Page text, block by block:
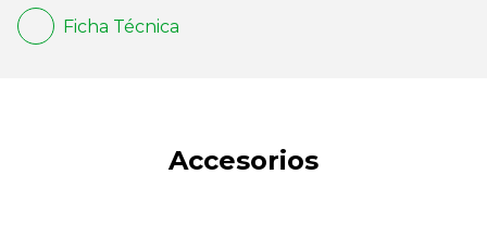
Ficha Técnica
Accesorios